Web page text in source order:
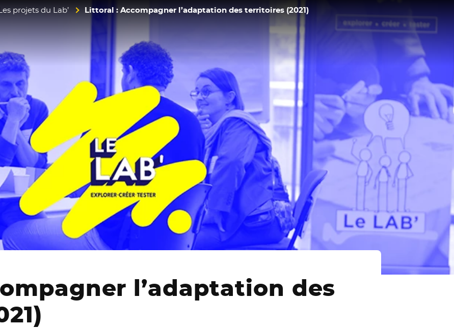
projets du Lab’ Littoral : Accompagner l’adaptation des territoires (2021)
l’adaptation des